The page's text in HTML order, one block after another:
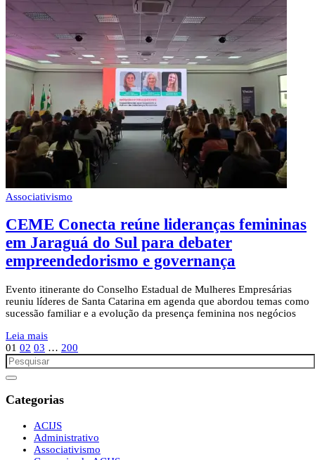
Associativismo
CEME Conecta reúne lideranças femininas
em Jaraguá do Sul para debater
empreendedorismo e governança
Evento itinerante do Conselho Estadual de Mulheres Empresárias
reuniu líderes de Santa Catarina em agenda que abordou temas como
sucessão familiar e a evolução da presença feminina nos negócios
Leia mais
01 02 03 … 200
Categorias
ACIJS
Administrativo
Associativismo